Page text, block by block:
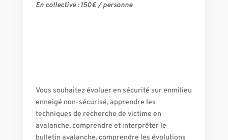
En collective : 150€ / personne
Vous souhaitez évoluer en sécurité sur enmilieu
enneigé non-sécurisé, apprendre les
techniques de recherche de victime en
avalanche, comprendre et interprêter le
bulletin avalanche, comprendre les évolutions